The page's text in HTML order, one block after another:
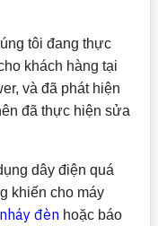
tôi đang thực
khách hàng tại
và đã phát hiện
đã thực hiện sửa
dây điện quá
khiến cho máy
đèn hoặc báo